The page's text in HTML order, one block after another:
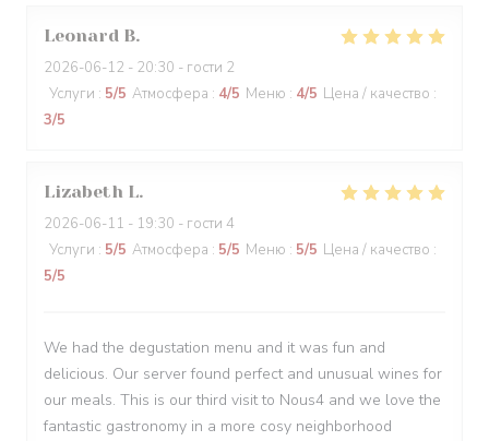
Leonard B
2026-06-12 - 20:30 - гости 2
Услуги : 5/5 Атмосфера : 4/5 Меню : 4/5 Цена / качество :
3/5
Lizabeth L
2026-06-11 - 19:30 - гости 4
Услуги : 5/5 Атмосфера : 5/5 Меню : 5/5 Цена / качество :
5/5
We had the degustation menu and it was fun and
delicious. Our server found perfect and unusual wines for
our meals. This is our third visit to Nous4 and we love the
fantastic gastronomy in a more cosy neighborhood